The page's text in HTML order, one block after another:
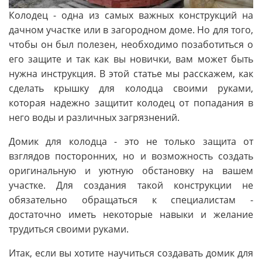
Колодец - одна из самых важных конструкций на
дачном участке или в загородном доме. Но для того,
чтобы он был полезен, необходимо позаботиться о
его защите и так как вы новички, вам может быть
нужна инструкция. В этой статье мы расскажем, как
сделать крышку для колодца своими руками,
которая надежно защитит колодец от попадания в
него воды и различных загрязнений.
Домик для колодца - это не только защита от
взглядов посторонних, но и возможность создать
оригинальную и уютную обстановку на вашем
участке. Для создания такой конструкции не
обязательно обращаться к специалистам -
достаточно иметь некоторые навыки и желание
трудиться своими руками.
Итак, если вы хотите научиться создавать домик для